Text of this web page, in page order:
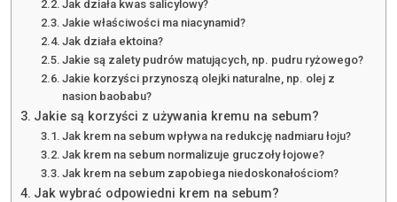
Jak działa kwas salicylowy?
Jakie właściwości ma niacynamid?
Jak działa ektoina?
Jakie są zalety pudrów matujących, np. pudru ryżowego?
Jakie korzyści przynoszą olejki naturalne, np. olej z
nasion baobabu?
Jakie są korzyści z używania kremu na sebum?
Jak krem na sebum wpływa na redukcję nadmiaru łoju?
Jak krem na sebum normalizuje gruczoły łojowe?
Jak krem na sebum zapobiega niedoskonałościom?
Jak wybrać odpowiedni krem na sebum?